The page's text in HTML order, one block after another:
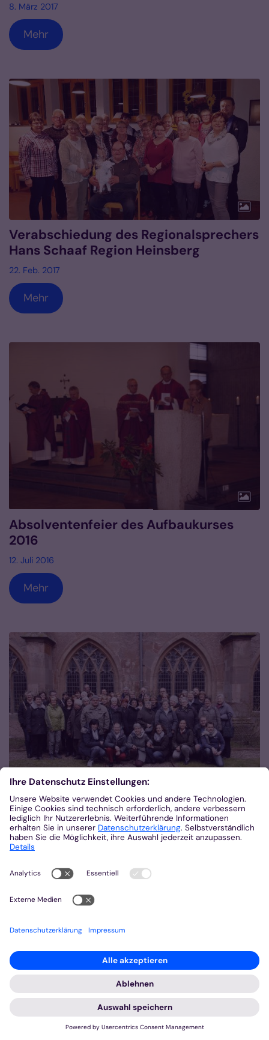
8. März 2017
Mehr
Verabschiedung des Regionalsprechers
Hans Schaaf Region Heinsberg
22. Feb. 2017
Mehr
Absolventenfeier des Aufbaukurses
2016
12. Juli 2016
Mehr
Studientage im Kloster Steinfeld 2016
24. März 2016